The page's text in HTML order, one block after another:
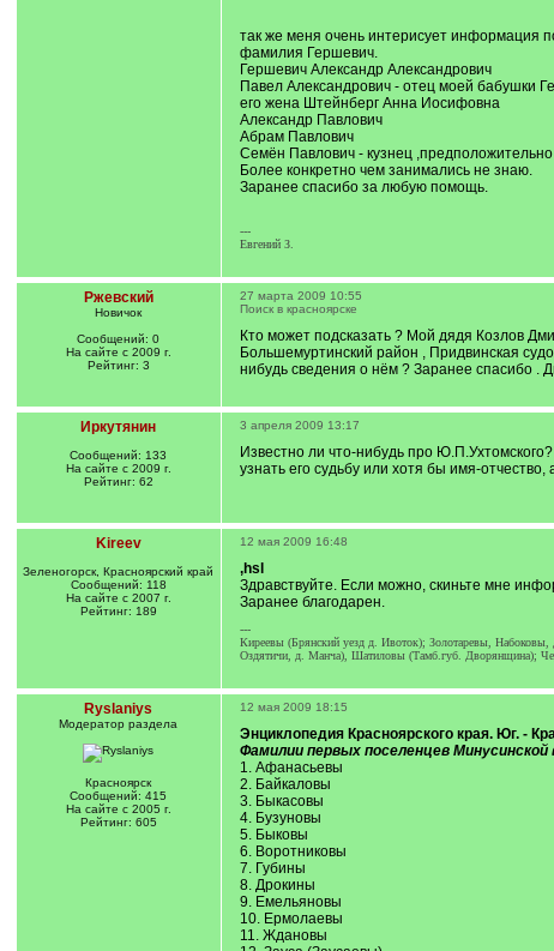
так же меня очень интерисует информация
фамилия Гершевич.
Гершевич Александр Александрович
Павел Александрович - отец моей бабушки
его жена Штейнберг Анна Иосифовна
Александр Павлович
Абрам Павлович
Семён Павлович - кузнец
Более конкретно чем занимались не знаю.
Заранее спасибо за любую помощь.
---
Евгений З.
Ржевский
Новичок
Сообщений: 0
На сайте с 2009 г.
Рейтинг: 3
27 марта 2009 10:55
Поиск в красноярске
Кто может подсказать ? Мой дядя Козлов
Большемуртинский район , Придвинская
нибудь сведения о нём ? Заранее спасибо .
Иркутянин
Сообщений: 133
На сайте с 2009 г.
Рейтинг: 62
3 апреля 2009 13:17
Известно ли что-нибудь про
узнать его судьбу или хотя бы имя-
Kireev
Зеленогорск, Красноярский край
Сообщений: 118
На сайте с 2007 г.
Рейтинг: 189
12 мая 2009 16:48
,hsl
Здравствуйте. Если можно, скиньте мне
Заранее благодарен.
---
Киреевы (Брянский уезд д. Ивоток); Золотаревы,
Оздятичи, д. Манча), Шатиловы (Тамб.губ. Дворянщина);
Ryslaniys
Модератор раздела
Красноярск
Сообщений: 415
На сайте с 2005 г.
Рейтинг: 605
12 мая 2009 18:15
Энциклопедия Красноярского края. Юг. -
Фамилии первых поселенцев Минусинской
1. Афанасьевы
2. Байкаловы
3. Быкасовы
4. Бузуновы
5. Быковы
6. Воротниковы
7. Губины
8. Дрокины
9. Емельяновы
10. Ермолаевы
11. Ждановы